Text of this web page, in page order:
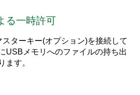
る一時許可
ターキー(オプション)を接続して
USBメモリへのファイルの持ち出
ます。